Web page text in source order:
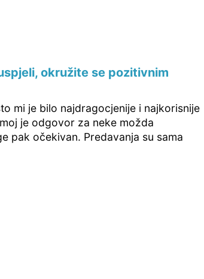
okružite se pozitivnim
mi je bilo najdragocjenije i najkorisnije
je odgovor za neke možda
pak očekivan. Predavanja su sama